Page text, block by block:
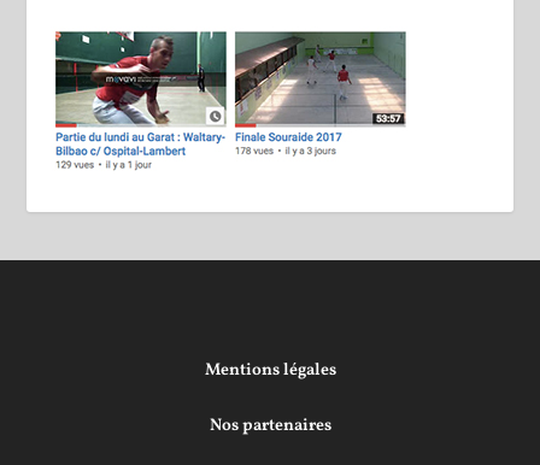
Mentions légales
Nos partenaires